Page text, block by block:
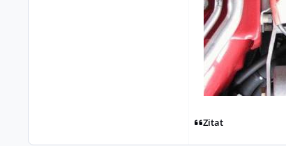
Zitat